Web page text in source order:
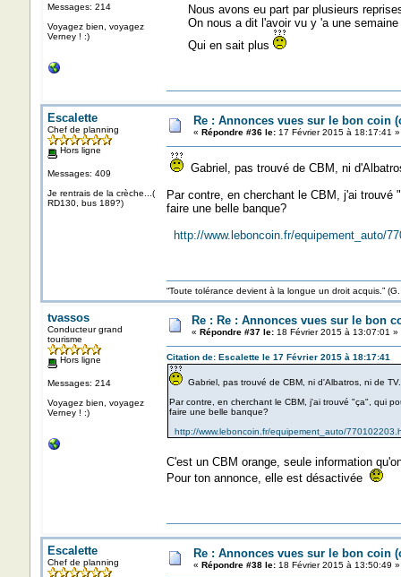
Messages: 214
Voyagez bien, voyagez
Verney ! :)
Nous avons eu part par plusieurs
On nous a dit l'avoir vu y 'a une semaine
Qui en sait plus
Escalette
Chef de planning
Hors ligne
Messages: 409
Je rentrais de la crèche...(
RD130, bus 189?)
Re : Annonces vues sur le bon coin
« Répondre #36 le:17 Février 2015 à 18:17:41 »
Gabriel, pas trouvé de CBM, ni
Par contre, en cherchant le CBM, j'ai trouvé
faire une belle banque?
http://www.leboncoin.fr/equipement_auto/
“Toute tolérance devient à la longue un droit acquis.”
tvassos
Conducteur grand
tourisme
Hors ligne
Messages: 214
Voyagez bien, voyagez
Verney ! :)
Re : Re : Annonces vues sur le bon
« Répondre #37 le:18 Février 2015 à 13:07:01 »
Citation de: Escalette le 17 Février 2015 à 18:17:41
Gabriel, pas trouvé de CBM, ni d'Albatros, ni de
Par contre, en cherchant le CBM, j'ai trouvé "ça", qui
faire une belle banque?
http://www.leboncoin.fr/equipement_auto/
C'est un CBM orange, seule information
Pour ton annonce, elle est désactivée
Escalette
Chef de planning
Re : Annonces vues sur le bon coin
« Répondre #38 le:18 Février 2015 à 13:50:49 »